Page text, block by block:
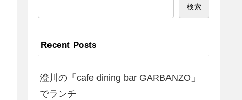
検索
Recent Posts
澄川の「cafe dining bar GARBANZO」
でランチ